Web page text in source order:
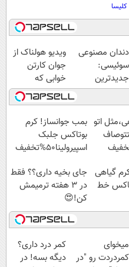
کلیسا
دندان مصنوعی
سوئیسی:
جدیدترین
فناوری اروپا،
سبک و مقاوم |
پرداخت قسطی
ویدیو هولناک از
جوان کارتن
خوابی که
میلیاردر شد.
آموزش رایگان
اتو بمب جوانساز! کرم
بوتاکس جلبک
اسپیرولینا50%تخفیف
گیاهی
خط
جای بخیه داری؟؟ فقط
در 3 هفته ترمیمش
کن!😍
میخوای
کمردردت رو "در
کمر درد داری؟
دیگه بسه! در